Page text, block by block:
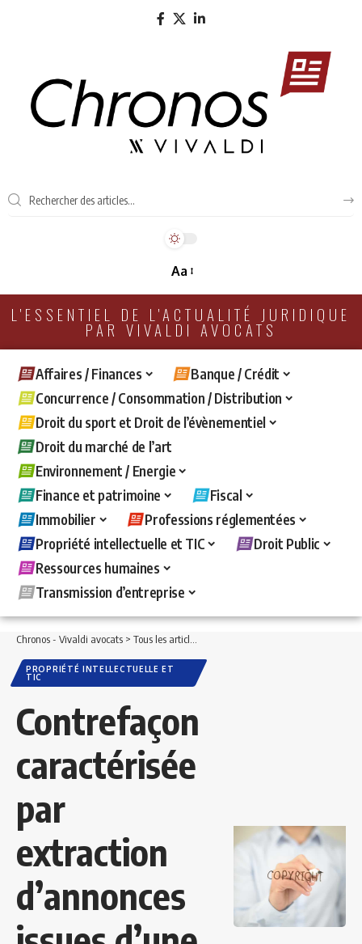
Aa
L'ESSENTIEL DE L'ACTUALITÉ JURIDIQUE
PAR VIVALDI AVOCATS
Affaires / Finances
Banque / Crédit
Concurrence / Consommation / Distribution
Droit du sport et Droit de l’évènementiel
Droit du marché de l’art
Environnement / Energie
Finance et patrimoine
Fiscal
Immobilier
Professions réglementées
Propriété intellectuelle et TIC
Droit Public
Ressources humaines
Transmission d’entreprise
Chronos - Vivaldi avocats > Tous les articles
PROPRIÉTÉ INTELLECTUELLE ET
TIC
Contrefaçon
caractérisée
par
extraction
d’annonces